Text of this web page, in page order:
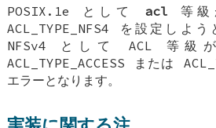
POSIX.1e として acl 等級
ACL_TYPE_NFS4 を設定しよ
NFSv4 として ACL 等級
ACL_TYPE_ACCESS または
エラーとなります。